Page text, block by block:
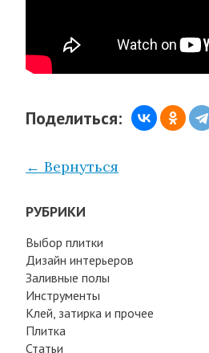
Поделиться:
← Вернуться
РУБРИКИ
Выбор плитки
Дизайн интерьеров
Заливные полы
Инструменты
Клей, затирка и прочее
Плитка
Статьи